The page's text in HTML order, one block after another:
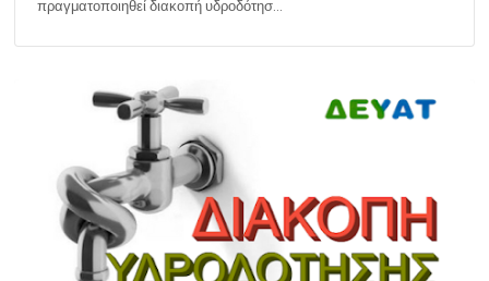
πραγματοποιηθεί διακοπή υδροδότησ…